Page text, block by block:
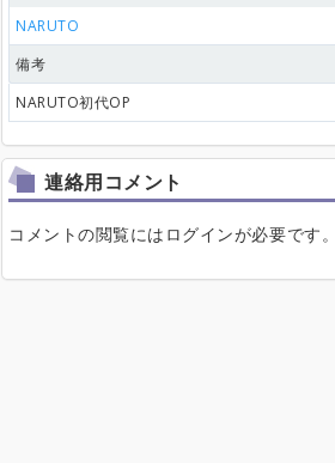
NARUTO
備考
NARUTO初代OP
連絡用コメント
コメントの閲覧にはログインが必要です。